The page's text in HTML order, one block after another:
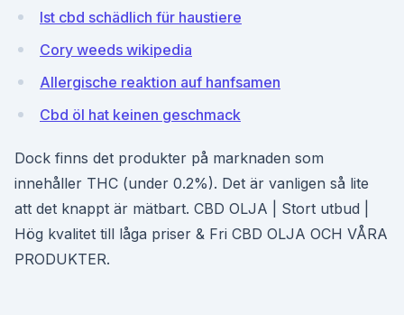
Ist cbd schädlich für haustiere
Cory weeds wikipedia
Allergische reaktion auf hanfsamen
Cbd öl hat keinen geschmack
Dock finns det produkter på marknaden som
innehåller THC (under 0.2%). Det är vanligen så lite
att det knappt är mätbart. CBD OLJA | Stort utbud |
Hög kvalitet till låga priser & Fri CBD OLJA OCH VÅRA
PRODUKTER.